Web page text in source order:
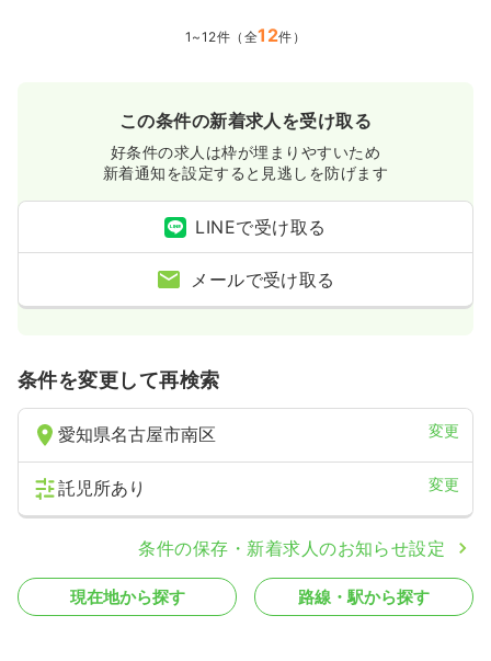
1~12件（全12件）
この条件の新着求人を受け取る
好条件の求人は枠が埋まりやすいため
新着通知を設定すると見逃しを防げます
LINEで受け取る
メールで受け取る
条件を変更して再検索
愛知県名古屋市南区 変更
託児所あり 変更
条件の保存・新着求人のお知らせ設定
現在地から探す 路線・駅から探す